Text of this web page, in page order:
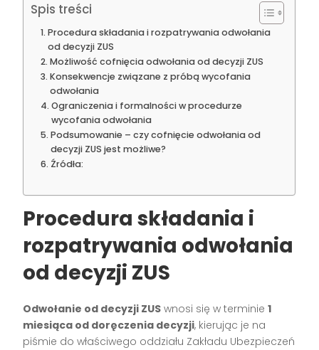
Spis treści
Procedura składania i rozpatrywania odwołania
od decyzji ZUS
Możliwość cofnięcia odwołania od decyzji ZUS
Konsekwencje związane z próbą wycofania
odwołania
Ograniczenia i formalności w procedurze
wycofania odwołania
Podsumowanie – czy cofnięcie odwołania od
decyzji ZUS jest możliwe?
Źródła:
Procedura składania i
rozpatrywania odwołania
od decyzji ZUS
Odwołanie od decyzji ZUS wnosi się w terminie1
miesiąca od doręczenia decyzji, kierując je na
piśmie do właściwego oddziału Zakładu Ubezpieczeń